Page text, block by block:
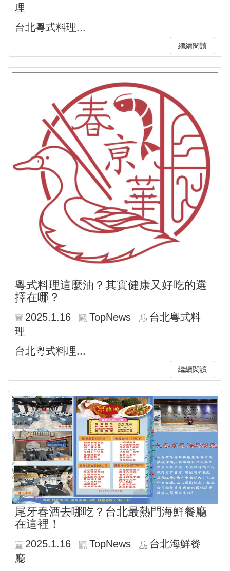
理
台北粵式料理...
繼續閱讀
粵式料理這麼油？其實健康又好吃的選
擇在哪？
2025.1.16 TopNews
台北粵式料
理
台北粵式料理...
繼續閱讀
尾牙春酒去哪吃？台北最熱門海鮮餐廳
在這裡！
2025.1.16 TopNews
台北海鮮餐
廳